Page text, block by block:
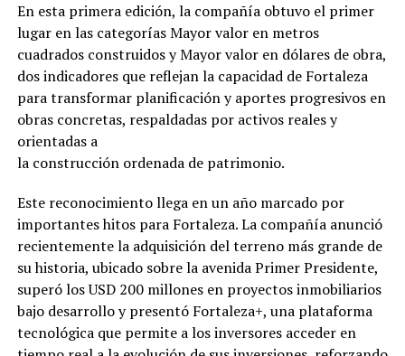
En esta primera edición, la compañía obtuvo el primer
lugar en las categorías Mayor valor en metros
cuadrados construidos y Mayor valor en dólares de obra,
dos indicadores que reflejan la capacidad de Fortaleza
para transformar planificación y aportes progresivos en
obras concretas, respaldadas por activos reales y
orientadas a
la construcción ordenada de patrimonio.
Este reconocimiento llega en un año marcado por
importantes hitos para Fortaleza. La compañía anunció
recientemente la adquisición del terreno más grande de
su historia, ubicado sobre la avenida Primer Presidente,
superó los USD 200 millones en proyectos inmobiliarios
bajo desarrollo y presentó Fortaleza+, una plataforma
tecnológica que permite a los inversores acceder en